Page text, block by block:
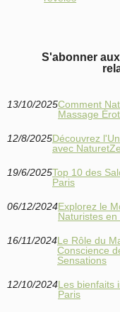
S'abonner
13/10/2025Comment
Massage
12/8/2025Découvrez
avec
19/6/2025Top 10 des
Paris
06/12/2024Explorez le
Naturistes
16/11/2024Le Rôle du
Conscience
Sensations
12/10/2024Les bienfaits
Paris